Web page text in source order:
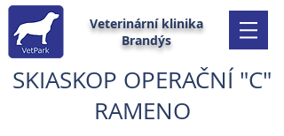
Veterinární klinika
Brandýs
SKIASKOP OPERAČNÍ "C"
RAMENO